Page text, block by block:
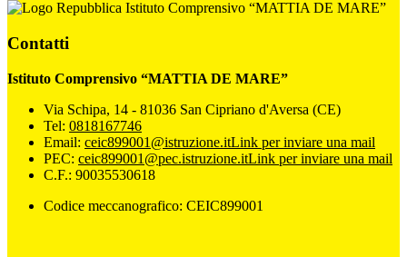
Istituto Comprensivo “MATTIA DE MARE”
Contatti
Istituto Comprensivo “MATTIA DE MARE”
Via Schipa, 14 - 81036 San Cipriano d'Aversa (CE)
Tel: 0818167746
Email: ceic899001@istruzione.itLink per inviare una mail
PEC: ceic899001@pec.istruzione.itLink per inviare una mail
C.F.: 90035530618
Codice meccanografico: CEIC899001